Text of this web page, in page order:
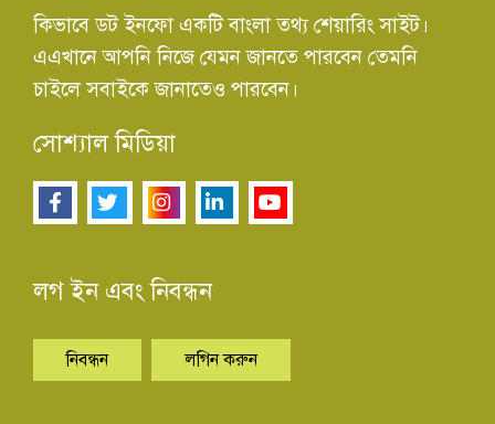
কিভাবে ডট ইনফো একটি বাংলা তথ্য শেয়ারিং সাইট।
এএখানে আপনি নিজে যেমন জানতে পারবেন তেমনি
চাইলে সবাইকে জানাতেও পারবেন।
সোশ্যাল মিডিয়া
লগ ইন এবং নিবন্ধন
নিবন্ধন লগিন করুন